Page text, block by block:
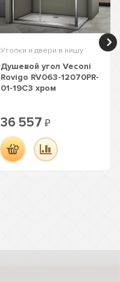
Уголки и двери в нишу
Душевой угол Veconi
Rovigo RV063-12070PR-
01-19C3 хром
36 557 ₽